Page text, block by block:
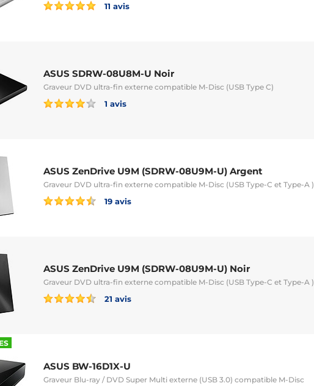
11 avis
ASUS SDRW-08U8M-U Noir
Graveur DVD ultra-fin externe compatible M-Disc (USB Type C)
1 avis
ASUS ZenDrive U9M (SDRW-08U9M-U) Argent
Graveur DVD ultra-fin externe compatible M-Disc (USB Type-C et Type-A )
19 avis
ASUS ZenDrive U9M (SDRW-08U9M-U) Noir
Graveur DVD ultra-fin externe compatible M-Disc (USB Type-C et Type-A )
21 avis
ASUS BW-16D1X-U
Graveur Blu-ray / DVD Super Multi externe (USB 3.0) compatible M-Disc